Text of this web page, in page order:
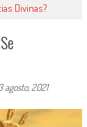
Divinas?
agosto, 2021